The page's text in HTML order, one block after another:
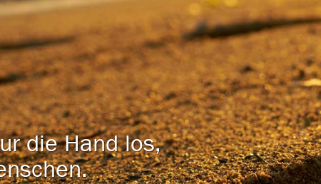
die Hand los,